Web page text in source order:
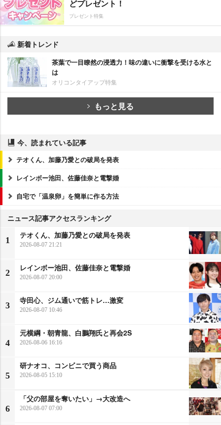
どプレゼント！
プレゼント特集
新着トレンド
茶葉で一目瞭然の浸透力！味の違いに衝撃を受ける水と
は
オリコンタイアップ特集
もっと見る
今、読まれている記事
テオくん、加藤乃愛との破局を発表
レインボー池田、佐藤佳奈と電撃婚
自宅で「温泉卵」を簡単に作る方法
ニュース記事アクセスランキング
1
テオくん、加藤乃愛との破局を発表
2026-08-07 21:21
2
レインボー池田、佐藤佳奈と電撃婚
2026-08-07 20:00
3
寺田心、ジム通いで筋トレ…激変
2026-08-07 10:46
4
元横綱・朝青龍、白鵬翔氏と再会2S
2026-08-06 16:16
5
研ナオコ、コンビニで買う商品
2026-08-05 15:10
6
「父の部屋を奪いたい」→大改造へ
2026-08-07 07:00